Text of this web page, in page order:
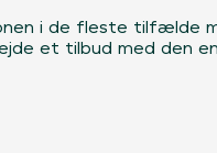
i de fleste tilfælde
et tilbud med den